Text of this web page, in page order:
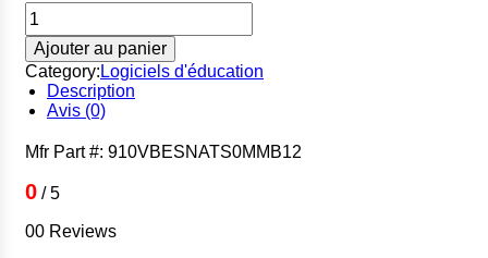
quantité
de
VIPRE
SAT
ESSENTIALS
SUB
50-
1Y
Ajouter au panier
Category:Logiciels d'éducation
Description
Avis (0)
Mfr Part #: 910VBESNATS0MMB12
0 / 5
00 Reviews